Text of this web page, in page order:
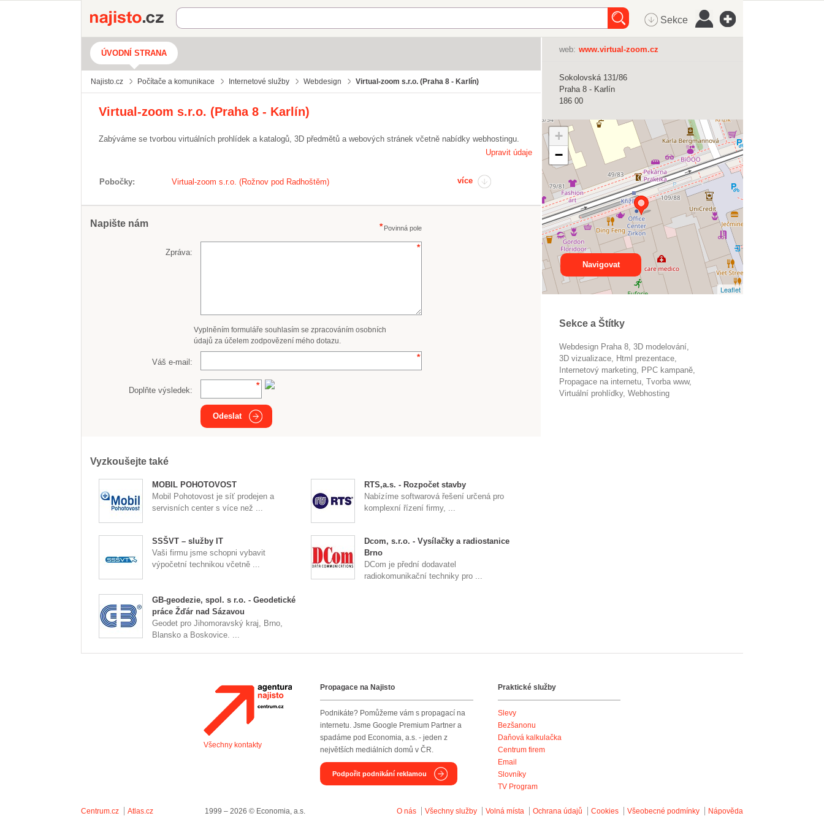
Najisto.cz Sekce
ÚVODNÍ STRANA
Najisto.cz Počítače a komunikace Internetové služby Webdesign Virtual-zoom s.r.o. (Praha 8 - Karlín)
Virtual-zoom s.r.o. (Praha 8 - Karlín)
Zabýváme se tvorbou virtuálních prohlídek a katalogů, 3D předmětů a webových stránek včetně nabídky webhostingu.
Upravit údaje
Pobočky Virtual-zoom s.r.o. (Rožnov pod Radhoštěm) více
Napište nám Povinná pole
Zpráva:
Vyplněním formuláře souhlasím se zpracováním osobních
údajů za účelem zodpovězení mého dotazu.
Váš e-mail:
Doplňte výsledek:
Odeslat
Vyzkoušejte také
MOBIL POHOTOVOST
Mobil Pohotovost je síť prodejen a
servisních center s více než ...
RTS,a.s. - Rozpočet stavby
Nabízíme softwarová řešení určená pro
komplexní řízení firmy, ...
SSŠVT – služby IT
Vaši firmu jsme schopni vybavit
výpočetní technikou včetně ...
Dcom, s.r.o. - Vysílačky a radiostanice
Brno
DCom je přední dodavatel
radiokomunikační techniky pro ...
GB-geodezie, spol. s r.o. - Geodetické
práce Žďár nad Sázavou
Geodet pro Jihomoravský kraj, Brno,
Blansko a Boskovice. ...
web: www.virtual-zoom.cz
Sokolovská 131/86
Praha 8 - Karlín
186 00
+
−
Leaflet
Navigovat
Sekce a Štítky
Webdesign Praha 8
3D modelování
3D vizualizace
html prezentace
internetový marketing
PPC kampaně
propagace na internetu
tvorba www
virtuální prohlídky
Webhosting
Agentura Najisto
Všechny kontakty
Propagace na Najisto
Podnikáte? Pomůžeme vám s propagací na
internetu. Jsme Google Premium Partner a
spadáme pod Economia, a.s. - jeden z
největších mediálních domů v ČR.
Podpořit podnikání reklamou
Praktické služby
Slevy
Bezšanonu
Daňová kalkulačka
Centrum firem
Email
Slovníky
TV Program
Centrum.cz Atlas.cz 1999 – 2026 © Economia, a.s. O nás Všechny služby Volná místa Ochrana údajů Cookies Všeobecné podmínky Nápověda